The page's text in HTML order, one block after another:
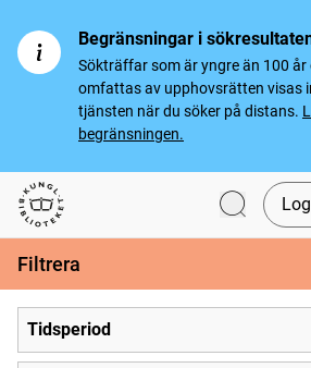
Begränsningar i
Sökträffar som är yngre än 100 år
omfattas av upphovsrätten visas
tjänsten när du söker på distans.
begränsningen.
Svenska tidningar
Filtrera
Tidsperiod